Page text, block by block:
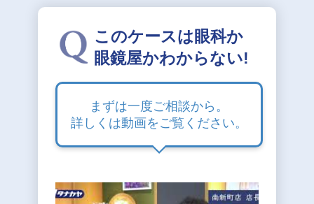
このケースは眼科か
眼鏡屋かわからない!
まずは一度ご相談から。
詳しくは動画をご覧ください。